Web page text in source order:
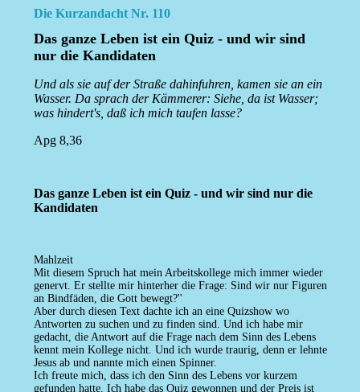
Die Kurzandacht Nr. 110
Das ganze Leben ist ein Quiz - und wir sind
nur die Kandidaten
Und als sie auf der Straße dahinfuhren, kamen sie an ein
Wasser. Da sprach der Kämmerer: Siehe, da ist Wasser;
was hindert's, daß ich mich taufen lasse?
Apg 8,36
Das ganze Leben ist ein Quiz - und wir sind nur die
Kandidaten
Mahlzeit
Mit diesem Spruch hat mein Arbeitskollege mich immer wieder
genervt. Er stellte mir hinterher die Frage: Sind wir nur Figuren
an Bindfäden, die Gott bewegt?''
Aber durch diesen Text dachte ich an eine Quizshow wo
Antworten zu suchen und zu finden sind. Und ich habe mir
gedacht, die Antwort auf die Frage nach dem Sinn des Lebens
kennt mein Kollege nicht. Und ich wurde traurig, denn er lehnte
Jesus ab und nannte mich einen Spinner.
Ich freute mich, dass ich den Sinn des Lebens vor kurzem
gefunden hatte. Ich habe das Quiz gewonnen und der Preis ist